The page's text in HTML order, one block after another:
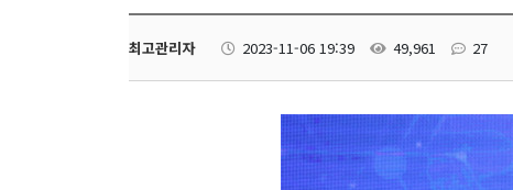
최고관리자 2023-11-06 19:39 49,961 27